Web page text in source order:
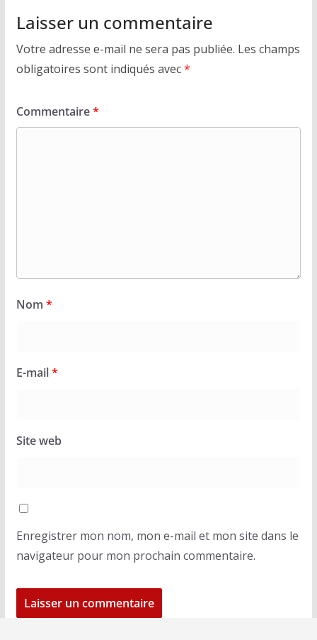
Laisser un commentaire
Votre adresse e-mail ne sera pas publiée. Les champs
obligatoires sont indiqués avec*
Commentaire*
Nom *
E-mail*
Site web
Enregistrer mon nom, mon e-mail et mon site dans le
navigateur pour mon prochain commentaire.